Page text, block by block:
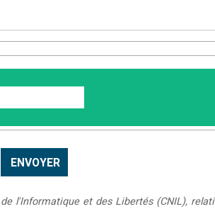
l'Informatique et des Libertés (CNIL),